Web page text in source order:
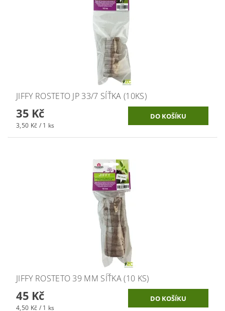
JIFFY ROSTETO JP 33/7 SÍŤKA (10KS)
35 Kč
3,50 Kč / 1 ks
JIFFY ROSTETO 39 MM SÍŤKA (10 KS)
45 Kč
4,50 Kč / 1 ks